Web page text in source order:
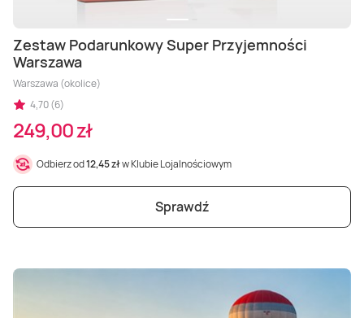
Zestaw Podarunkowy Super Przyjemności
Warszawa
Warszawa (okolice)
4,70 (6)
249,00 zł
Odbierz od12,45 złw Klubie Lojalnościowym
Sprawdź